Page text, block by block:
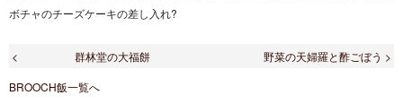
ボチャのチーズケーキの差し入れ?
野菜の天婦羅と酢ごぼう >
< 群林堂の大福餅
BROOCH飯一覧へ